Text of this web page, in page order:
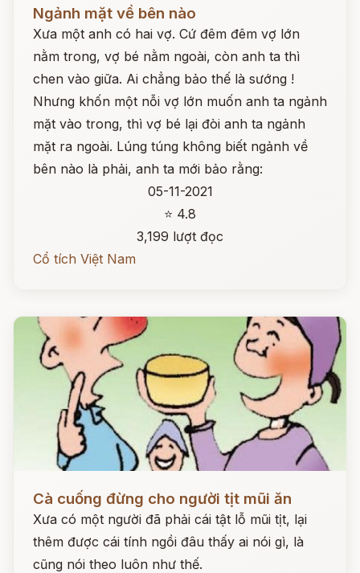
Ngảnh mặt về bên nào
Xưa một anh có hai vợ. Cứ đêm đêm vợ lớn
nằm trong, vợ bé nằm ngoài, còn anh ta thì
chen vào giữa. Ai chẳng bảo thế là sướng !
Nhưng khốn một nỗi vợ lớn muốn anh ta ngảnh
mặt vào trong, thì vợ bé lại đòi anh ta ngảnh
mặt ra ngoài. Lúng túng không biết ngảnh về
bên nào là phải, anh ta mới bảo rằng:
05-11-2021
⭐ 4.8
3,199 lượt đọc
Cổ tích Việt Nam
Cà cuống đừng cho người tịt mũi ăn
Xưa có một người đã phải cái tật lỗ mũi tịt, lại
thêm được cái tính ngồi đâu thấy ai nói gì, là
cũng nói theo luôn như thế.